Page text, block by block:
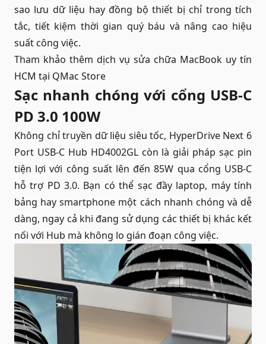
sao lưu dữ liệu hay đồng bộ thiết bị chỉ trong tích
tắc, tiết kiệm thời gian quý báu và nâng cao hiệu
suất công việc.
Tham khảo thêm dịch vụ sửa chữa MacBook uy tín
HCM tại QMac Store
Sạc nhanh chóng với cổng USB-C
PD 3.0 100W
Không chỉ truyền dữ liệu siêu tốc, HyperDrive Next 6
Port USB-C Hub HD4002GL còn là giải pháp sạc pin
tiện lợi với công suất lên đến 85W qua cổng USB-C
hỗ trợ PD 3.0. Bạn có thể sạc đầy laptop, máy tính
bảng hay smartphone một cách nhanh chóng và dễ
dàng, ngay cả khi đang sử dụng các thiết bị khác kết
nối với Hub mà không lo gián đoạn công việc.